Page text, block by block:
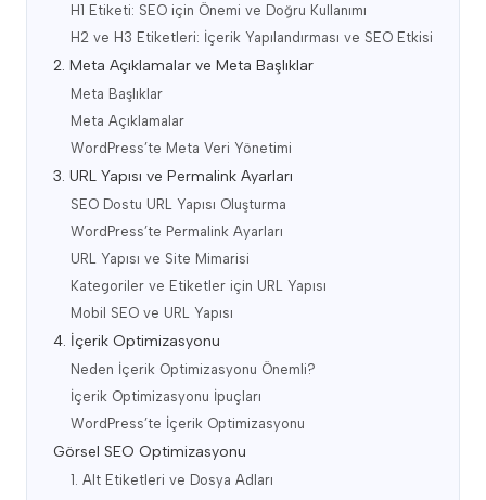
H1 Etiketi: SEO için Önemi ve Doğru Kullanımı
H2 ve H3 Etiketleri: İçerik Yapılandırması ve SEO Etkisi
2. Meta Açıklamalar ve Meta Başlıklar
Meta Başlıklar
Meta Açıklamalar
WordPress’te Meta Veri Yönetimi
3. URL Yapısı ve Permalink Ayarları
SEO Dostu URL Yapısı Oluşturma
WordPress’te Permalink Ayarları
URL Yapısı ve Site Mimarisi
Kategoriler ve Etiketler için URL Yapısı
Mobil SEO ve URL Yapısı
4. İçerik Optimizasyonu
Neden İçerik Optimizasyonu Önemli?
İçerik Optimizasyonu İpuçları
WordPress’te İçerik Optimizasyonu
Görsel SEO Optimizasyonu
1. Alt Etiketleri ve Dosya Adları